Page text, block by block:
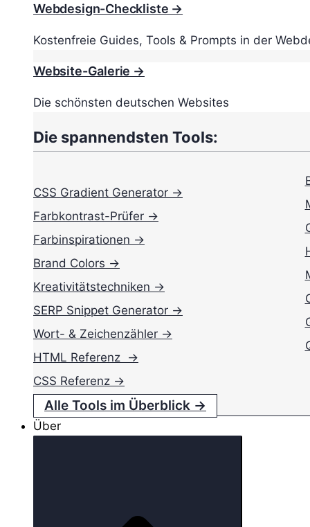
Webdesign-Checkliste →
Kostenfreie Guides, Tools & Prompts in der
Website-Galerie →
Die schönsten deutschen Websites
Die spannendsten Tools:
CSS Gradient Generator →
Farbkontrast-Prüfer →
Farbinspirationen →
Brand Colors →
Kreativitätstechniken →
SERP Snippet Generator →
Wort- & Zeichenzähler →
HTML Referenz →
CSS Referenz →
Alle Tools im Überblick →
Über